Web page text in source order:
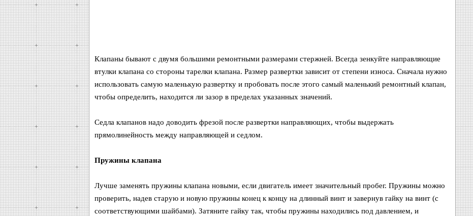
Клапаны бывают с двумя большими ремонтными размерами стержней. Всегда зенкуйте направляющие
втулки клапана со стороны тарелки клапана. Размер развертки зависит от степени износа. Сначала нужно
использовать самую маленькую развертку и пробовать после этого самый маленький ремонтный клапан,
чтобы определить, находится ли зазор в пределах указанных значений.
Седла клапанов надо доводить фрезой после развертки направляющих, чтобы выдержать
прямолинейность между направляющей и седлом.
Пружины клапана
Лучше заменять пружины клапана новыми, если двигатель имеет значительный пробег. Пружины можно
проверить, надев старую и новую пружины конец к концу на длинный винт и завернув гайку на винт (с
соответствующими шайбами). Затяните гайку так, чтобы пружины находились под давлением, и